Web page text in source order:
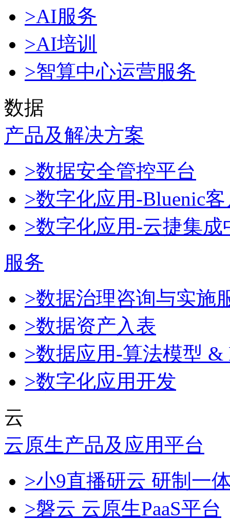
>AI服务
>AI培训
>智算中心运营服务
数据
产品及解决方案
>数据安全管控平台
>数字化应用-Bluenic
>数字化应用-云捷集成
服务
>数据治理咨询与实施
>数据资产入表
>数据应用-算法模型 &
>数字化应用开发
云
云原生产品及应用平台
>小9直播研云 研制一
>磐云 云原生PaaS平台